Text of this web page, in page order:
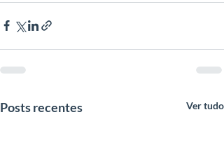
Posts recentes Ver tudo